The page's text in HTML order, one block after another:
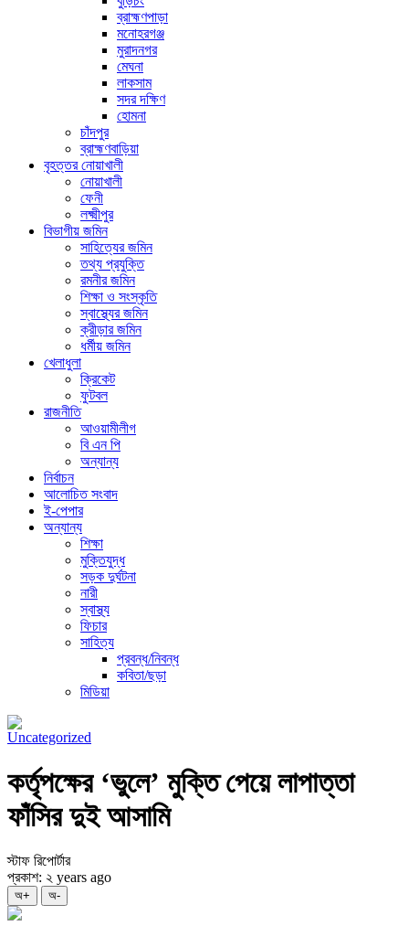
ব্রাহ্মণপাড়া
মনোহরগঞ্জ
মুরাদনগর
মেঘনা
লাকসাম
সদর দক্ষিণ
হোমনা
চাঁদপুর
ব্রাহ্মণবাড়িয়া
বৃহত্তর নোয়াখালী
নোয়াখালী
ফেনী
লক্ষ্মীপুর
বিভাগীয় জমিন
সাহিত্যের জমিন
তথ্য প্রযুক্তি
রমনীর জমিন
শিক্ষা ও সংস্কৃতি
স্বাস্থ্যের জমিন
ক্রীড়ার জমিন
ধর্মীয় জমিন
খেলাধুলা
ক্রিকেট
ফুটবল
রাজনীতি
আওয়ামীলীগ
বি এন পি
অন্যান্য
নির্বাচন
আলোচিত সংবাদ
ই-পেপার
অন্যান্য
শিক্ষা
মুক্তিযুদ্ধ
সড়ক দুর্ঘটনা
নারী
স্বাস্থ্য
ফিচার
সাহিত্য
প্রবন্ধ/নিবন্ধ
কবিতা/ছড়া
মিডিয়া
Uncategorized
কর্তৃপক্ষের ‘ভুলে’ মুক্তি পেয়ে লাপাত্তা
ফাঁসির দুই আসামি
স্টাফ রিপোর্টার
প্রকাশ: ২ years ago
অ+ অ-